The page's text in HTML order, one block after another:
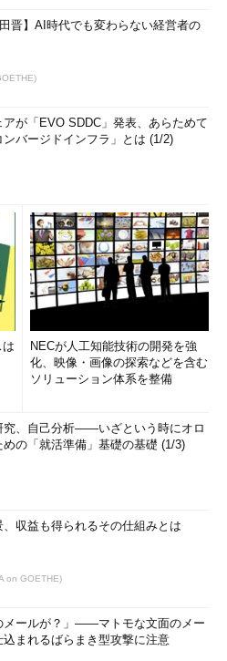
田晋】AI時代でも変わらない経営者の
アが「EVO SDDC」発表、あらためて
ンバージドインフラ」とは (1/2)
NECが人工知能技術の開発を強
化、映像・画像の探索などを含む
ソリューション体系を整備
究、自己分析――いざという時にオロ
めの「就活準備」基礎の基礎 (1/3)
収益も得られるその仕組みとは
on GOETHE)
メールが？」――マトモな文面のメー
込まれるばらまき型攻撃に注意